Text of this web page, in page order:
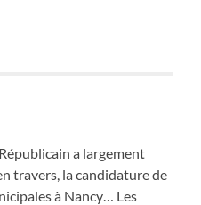
a largement
travers, la candidature de
à Nancy… Les